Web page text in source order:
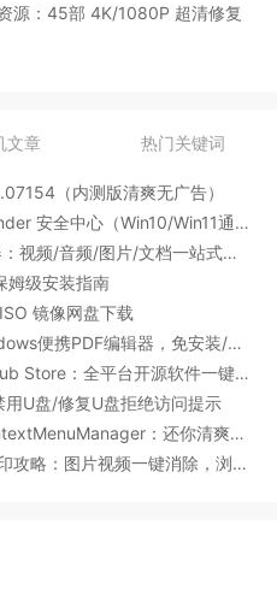
源：45部 4K/1080P 超清修复
文章 热门关键词
（内测版清爽无广告）
一键彻底卸载 Windows Defender 安全中心（Win10/Win11通用）
FormatMaster全能格式转换器：视频/音频/图片/文档一站式搞定
姆级安装指南
镜像网盘下载
KillerPDF：仅6MB的良心Windows便携PDF编辑器，免安装/无广告/全功能
GitHub变成应用商店了？GitHub Store：全平台开源软件一键下载/自动更新神器！
U盘/修复U盘拒绝访问提示
Windows右键菜单管理器 ContextMenuManager：还你清爽的鼠标右键
豆包/可灵/即梦/海螺全能去水印攻略：图片视频一键消除，浏览器插件+视频安装教程